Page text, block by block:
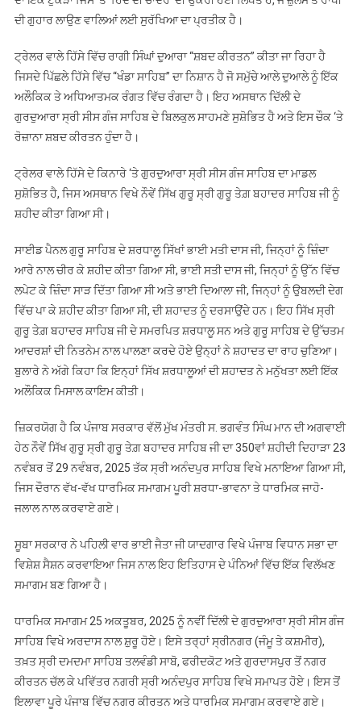
ਦੀ ਗੁਹਾਰ ਲਾਉਣ ਵਾਲਿਆਂ ਲਈ ਸੁਰੱਖਿਆ ਦਾ ਪ੍ਰਤੀਕ ਹੈ।
ਟ੍ਰੇਲਰ ਵਾਲੇ ਹਿੱਸੇ ਵਿੱਚ ਰਾਗੀ ਸਿੰਘਾਂ ਦੁਆਰਾ “ਸ਼ਬਦ ਕੀਰਤਨ” ਕੀਤਾ ਜਾ ਰਿਹਾ ਹੈ
ਜਿਸਦੇ ਪਿੱਛਲੇ ਹਿੱਸੇ ਵਿੱਚ “ਖੰਡਾ ਸਾਹਿਬ” ਦਾ ਨਿਸ਼ਾਨ ਹੈ ਜੋ ਸਮੁੱਚੇ ਆਲੇ ਦੁਆਲੇ ਨੂੰ ਇੱਕ
ਅਲੌਕਿਕ ਤੇ ਅਧਿਆਤਮਕ ਰੰਗਤ ਵਿੱਚ ਰੰਗਦਾ ਹੈ। ਇਹ ਅਸਥਾਨ ਦਿੱਲੀ ਦੇ
ਗੁਰਦੁਆਰਾ ਸ੍ਰੀ ਸੀਸ ਗੰਜ ਸਾਹਿਬ ਦੇ ਬਿਲਕੁਲ ਸਾਹਮਣੇ ਸੁਸ਼ੋਭਿਤ ਹੈ ਅਤੇ ਇਸ ਚੌਕ ‘ਤੇ
ਰੋਜ਼ਾਨਾ ਸ਼ਬਦ ਕੀਰਤਨ ਹੁੰਦਾ ਹੈ।
ਟ੍ਰੇਲਰ ਵਾਲੇ ਹਿੱਸੇ ਦੇ ਕਿਨਾਰੇ ‘ਤੇ ਗੁਰਦੁਆਰਾ ਸ੍ਰੀ ਸੀਸ ਗੰਜ ਸਾਹਿਬ ਦਾ ਮਾਡਲ
ਸੁਸ਼ੋਭਿਤ ਹੈ, ਜਿਸ ਅਸਥਾਨ ਵਿਖੇ ਨੌਵੇਂ ਸਿੱਖ ਗੁਰੂ ਸ੍ਰੀ ਗੁਰੂ ਤੇਗ਼ ਬਹਾਦਰ ਸਾਹਿਬ ਜੀ ਨੂੰ
ਸ਼ਹੀਦ ਕੀਤਾ ਗਿਆ ਸੀ।
ਸਾਈਡ ਪੈਨਲ ਗੁਰੂ ਸਾਹਿਬ ਦੇ ਸ਼ਰਧਾਲੂ ਸਿੱਖਾਂ ਭਾਈ ਮਤੀ ਦਾਸ ਜੀ, ਜਿਨ੍ਹਾਂ ਨੂੰ ਜ਼ਿੰਦਾ
ਆਰੇ ਨਾਲ ਚੀਰ ਕੇ ਸ਼ਹੀਦ ਕੀਤਾ ਗਿਆ ਸੀ, ਭਾਈ ਸਤੀ ਦਾਸ ਜੀ, ਜਿਨ੍ਹਾਂ ਨੂੰ ਉੱਨ ਵਿੱਚ
ਲਪੇਟ ਕੇ ਜ਼ਿੰਦਾ ਸਾੜ ਦਿੱਤਾ ਗਿਆ ਸੀ ਅਤੇ ਭਾਈ ਦਿਆਲਾ ਜੀ, ਜਿਨ੍ਹਾਂ ਨੂੰ ਉਬਲਦੀ ਦੇਗ
ਵਿੱਚ ਪਾ ਕੇ ਸ਼ਹੀਦ ਕੀਤਾ ਗਿਆ ਸੀ, ਦੀ ਸ਼ਹਾਦਤ ਨੂੰ ਦਰਸਾਉਂਦੇ ਹਨ। ਇਹ ਸਿੱਖ ਸ੍ਰੀ
ਗੁਰੂ ਤੇਗ਼ ਬਹਾਦਰ ਸਾਹਿਬ ਜੀ ਦੇ ਸਮਰਪਿਤ ਸ਼ਰਧਾਲੂ ਸਨ ਅਤੇ ਗੁਰੂ ਸਾਹਿਬ ਦੇ ਉੱਚਤਮ
ਆਦਰਸ਼ਾਂ ਦੀ ਨਿਤਨੇਮ ਨਾਲ ਪਾਲਣਾ ਕਰਦੇ ਹੋਏ ਉਨ੍ਹਾਂ ਨੇ ਸ਼ਹਾਦਤ ਦਾ ਰਾਹ ਚੁਣਿਆ।
ਬੁਲਾਰੇ ਨੇ ਅੱਗੇ ਕਿਹਾ ਕਿ ਇਨ੍ਹਾਂ ਸਿੱਖ ਸ਼ਰਧਾਲੂਆਂ ਦੀ ਸ਼ਹਾਦਤ ਨੇ ਮਨੁੱਖਤਾ ਲਈ ਇੱਕ
ਅਲੌਕਿਕ ਮਿਸਾਲ ਕਾਇਮ ਕੀਤੀ।
ਜ਼ਿਕਰਯੋਗ ਹੈ ਕਿ ਪੰਜਾਬ ਸਰਕਾਰ ਵੱਲੋਂ ਮੁੱਖ ਮੰਤਰੀ ਸ. ਭਗਵੰਤ ਸਿੰਘ ਮਾਨ ਦੀ ਅਗਵਾਈ
ਹੇਠ ਨੌਵੇਂ ਸਿੱਖ ਗੁਰੂ ਸ੍ਰੀ ਗੁਰੂ ਤੇਗ਼ ਬਹਾਦਰ ਸਾਹਿਬ ਜੀ ਦਾ 350ਵਾਂ ਸ਼ਹੀਦੀ ਦਿਹਾੜਾ 23
ਨਵੰਬਰ ਤੋਂ 29 ਨਵੰਬਰ, 2025 ਤੱਕ ਸ੍ਰੀ ਅਨੰਦਪੁਰ ਸਾਹਿਬ ਵਿਖੇ ਮਨਾਇਆ ਗਿਆ ਸੀ,
ਜਿਸ ਦੌਰਾਨ ਵੱਖ-ਵੱਖ ਧਾਰਮਿਕ ਸਮਾਗਮ ਪੂਰੀ ਸ਼ਰਧਾ-ਭਾਵਨਾ ਤੇ ਧਾਰਮਿਕ ਜਾਹੋ-
ਜਲਾਲ ਨਾਲ ਕਰਵਾਏ ਗਏ।
ਸੂਬਾ ਸਰਕਾਰ ਨੇ ਪਹਿਲੀ ਵਾਰ ਭਾਈ ਜੈਤਾ ਜੀ ਯਾਦਗਾਰ ਵਿਖੇ ਪੰਜਾਬ ਵਿਧਾਨ ਸਭਾ ਦਾ
ਵਿਸ਼ੇਸ਼ ਸੈਸ਼ਨ ਕਰਵਾਇਆ ਜਿਸ ਨਾਲ ਇਹ ਇਤਿਹਾਸ ਦੇ ਪੰਨਿਆਂ ਵਿੱਚ ਇੱਕ ਵਿਲੱਖਣ
ਸਮਾਗਮ ਬਣ ਗਿਆ ਹੈ।
ਧਾਰਮਿਕ ਸਮਾਗਮ 25 ਅਕਤੂਬਰ, 2025 ਨੂੰ ਨਵੀਂ ਦਿੱਲੀ ਦੇ ਗੁਰਦੁਆਰਾ ਸ੍ਰੀ ਸੀਸ ਗੰਜ
ਸਾਹਿਬ ਵਿਖੇ ਅਰਦਾਸ ਨਾਲ ਸ਼ੁਰੂ ਹੋਏ। ਇਸੇ ਤਰ੍ਹਾਂ ਸ੍ਰੀਨਗਰ (ਜੰਮੂ ਤੇ ਕਸ਼ਮੀਰ),
ਤਖ਼ਤ ਸ੍ਰੀ ਦਮਦਮਾ ਸਾਹਿਬ ਤਲਵੰਡੀ ਸਾਬੋ, ਫਰੀਦਕੋਟ ਅਤੇ ਗੁਰਦਾਸਪੁਰ ਤੋਂ ਨਗਰ
ਕੀਰਤਨ ਚੱਲ ਕੇ ਪਵਿੱਤਰ ਨਗਰੀ ਸ੍ਰੀ ਅਨੰਦਪੁਰ ਸਾਹਿਬ ਵਿਖੇ ਸਮਾਪਤ ਹੋਏ। ਇਸ ਤੋਂ
ਇਲਾਵਾ ਪੂਰੇ ਪੰਜਾਬ ਵਿੱਚ ਨਗਰ ਕੀਰਤਨ ਅਤੇ ਧਾਰਮਿਕ ਸਮਾਗਮ ਕਰਵਾਏ ਗਏ।